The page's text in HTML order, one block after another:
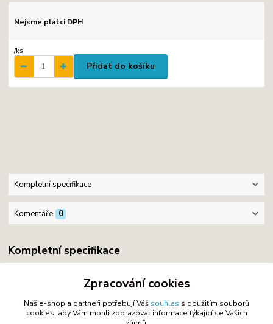
Nejsme plátci DPH
/ks
Přidat do košíku
Kompletní specifikace
Komentáře 0
Kompletní specifikace
Zpracování cookies
Náš e-shop a partneři potřebují Váš souhlas s použitím souborů
cookies, aby Vám mohli zobrazovat informace týkající se Vašich